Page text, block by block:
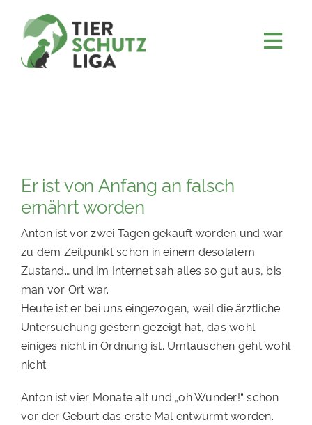
content
FÖRDERN & VERERBEN
KOOPERATIONEN
4KIDS
TIERHEIMTIERE
TIERHEIME
PATENSCHAFTEN
HELFER WERDEN
Er ist von Anfang an falsch
ernährt worden
Anton ist vor zwei Tagen gekauft worden und war
zu dem Zeitpunkt schon in einem desolatem
Zustand… und im Internet sah alles so gut aus, bis
man vor Ort war.
Heute ist er bei uns eingezogen, weil die ärztliche
Untersuchung gestern gezeigt hat, das wohl
einiges nicht in Ordnung ist. Umtauschen geht wohl
nicht.
Anton ist vier Monate alt und „oh Wunder!“ schon
vor der Geburt das erste Mal entwurmt worden.